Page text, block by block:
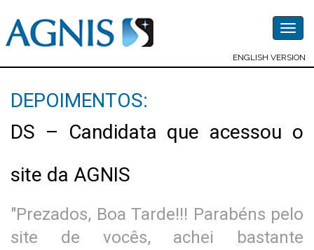
ENGLISH VERSION
DEPOIMENTOS:
DS – Candidata que acessou o
site da AGNIS
"Prezados, Boa Tarde!!! Parabéns pelo
site de vocês, achei bastante